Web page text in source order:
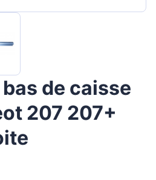
de caisse
207 207+